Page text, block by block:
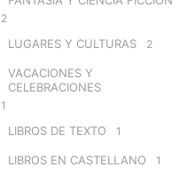
2
LUGARES Y CULTURAS 2
VACACIONES Y
CELEBRACIONES
1
LIBROS DE TEXTO 1
LIBROS EN CASTELLANO 1